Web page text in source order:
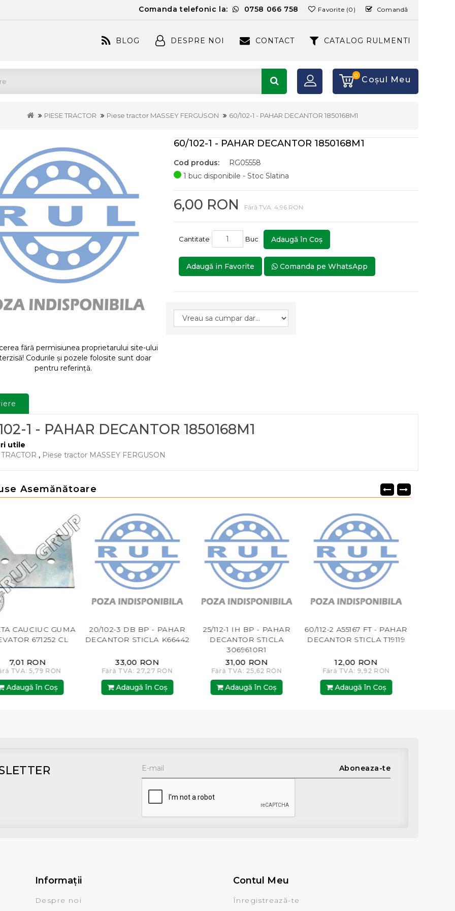
Comanda telefonic la: 0758 066 758 Favorite (0) Comandă
BLOG DESPRE NOI CONTACT CATALOG RULMENTI
0 Coşul Meu
PIESE TRACTOR Piese tractor MASSEY FERGUSON 60/102-1 - PAHAR DECANTOR 1850168M1
fără permisiunea proprietarului site-ului
Codurile și pozele folosite sunt doar
pentru referință.
60/102-1 - PAHAR DECANTOR 1850168M1
Cod produs:
RG05558
1 buc disponibile - Stoc Slatina
6,00 RON Fără TVA: 4,96 RON
Cantitate Buc Adaugă în Coş
Adaugă in Favorite Comanda pe WhatsApp
1 - PAHAR DECANTOR 1850168M1
utile
, Piese tractor MASSEY FERGUSON
Asemănătoare
CAUCIUC GUMA
671252 CL
7,01 RON
TVA: 5,79 RON
Adaugă în Coş
20/102-3 DB BP - PAHAR
DECANTOR STICLA K66442
33,00 RON
Fără TVA: 27,27 RON
Adaugă în Coş
25/112-1 IH BP - PAHAR
DECANTOR STICLA
3069610R1
31,00 RON
Fără TVA: 25,62 RON
Adaugă în Coş
60/112-2 A55167 FT - PAHAR
DECANTOR STICLA T19119
12,00 RON
Fără TVA: 9,92 RON
Adaugă în Coş
Aboneaza-te
Informaţii
Despre noi
Contul Meu
Înregistrează-te